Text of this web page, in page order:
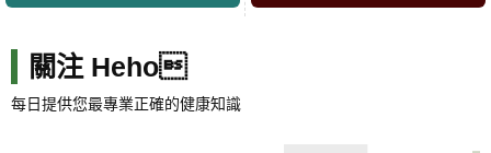
關注 Heho
每日提供您最專業正確的健康知識